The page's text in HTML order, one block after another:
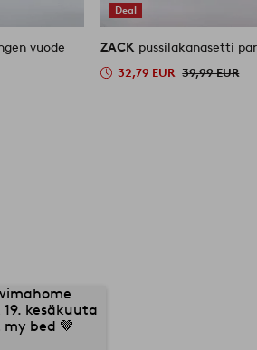
vuode
Deal
ZACK pussilakanasetti
32,79 EUR 39,99 EUR